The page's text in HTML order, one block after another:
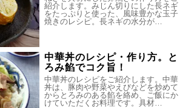
紹介します。みじん切りにした長ネギ
をたっぷりと使った、風味豊かな玉子
焼きのレシピ。長ネギの水分が…
中華丼のレシピ・作り方。と
ろみ餡でコク旨！
中華丼のレシピをご紹介します。中華
丼は、豚肉や野菜やえびなどを炒めて
からとろみのある餡を絡め、ご飯にか
けていただくお料理です。具材…